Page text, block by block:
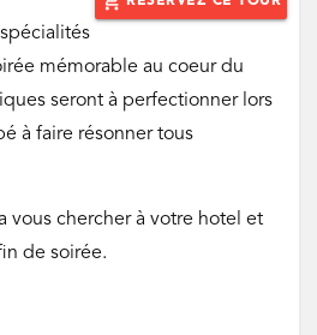
mémorable au coeur du
seront à perfectionner lors
à faire résonner tous
vous chercher à votre hotel et
de soirée.